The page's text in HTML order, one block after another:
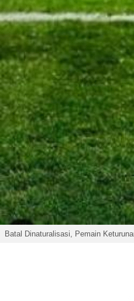
Batal Dinaturalisasi, Pemain